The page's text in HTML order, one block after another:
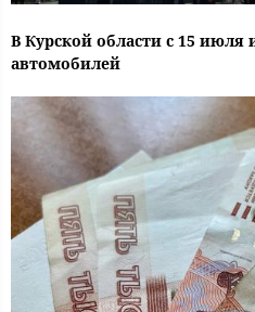
В Курской области с 15 июля
автомобилей